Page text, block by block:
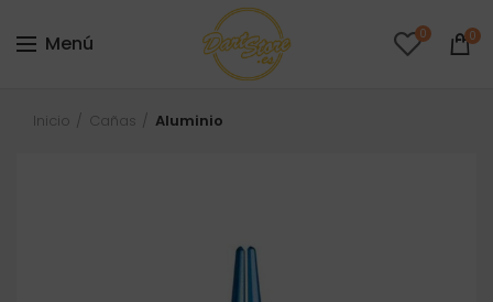
Menú 0 0
Inicio Cañas Aluminio